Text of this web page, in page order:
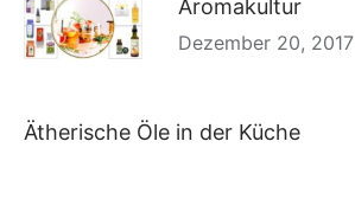
Aromakultur
Dezember 20, 2017
Ätherische Öle in der Küche